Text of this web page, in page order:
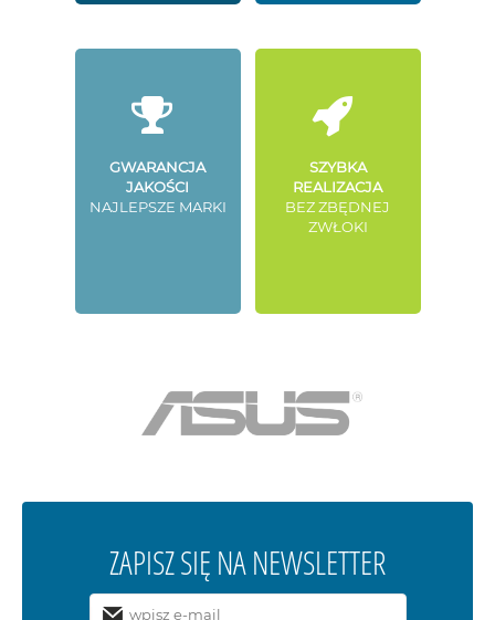
GWARANCJA
JAKOŚCI
NAJLEPSZE MARKI
SZYBKA
REALIZACJA
BEZ ZBĘDNEJ
ZWŁOKI
ZAPISZ SIĘ NA NEWSLETTER